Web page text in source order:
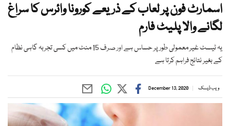
اسمارٹ فون پر لعاب کے ذریعے کورونا وائرس کا سراغ
لگانے والا پلیٹ فارم
یہ ٹیسٹ غیر معمولی طور پر حساس ہے اور صرف 15 منٹ میں کسی تجربہ گاہی نظام
کے بغیر نتائج فراہم کرتا ہے
ویب ڈیسک December 13, 2020